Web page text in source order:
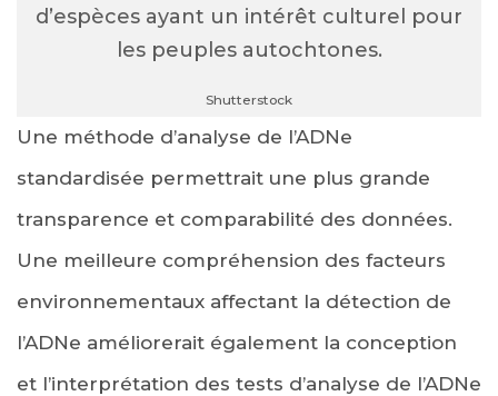
d’espèces ayant un intérêt culturel pour
les peuples autochtones.
Shutterstock
Une méthode d’analyse de l’ADNe
standardisée permettrait une plus grande
transparence et comparabilité des données.
Une meilleure compréhension des facteurs
environnementaux affectant la détection de
l’ADNe améliorerait également la conception
et l’interprétation des tests d’analyse de l’ADNe